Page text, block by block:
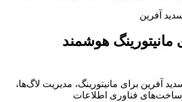
آفرین
مانیتورینگ هوشمند
آفرین برای مانیتورینگ، مدیریت لاگ‌ها،
فناوری اطلاعات